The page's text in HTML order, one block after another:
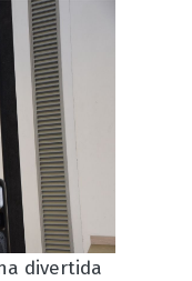
divertida